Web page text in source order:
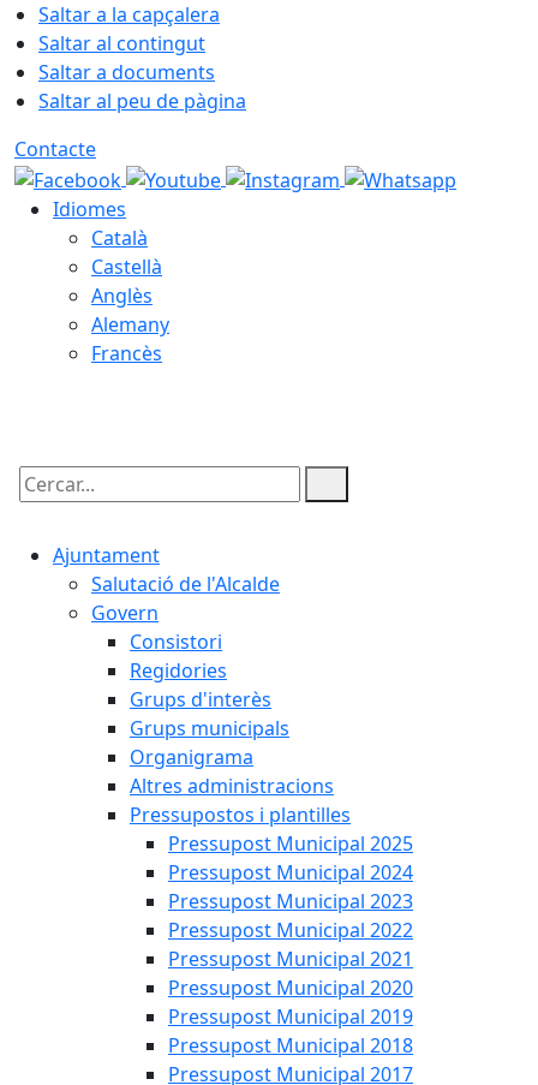
Saltar a la capçalera
Saltar al contingut
Saltar a documents
Saltar al peu de pàgina
Contacte
Idiomes
Català
Castellà
Anglès
Alemany
Francès
Cercar:
Ajuntament
Salutació de l'Alcalde
Govern
Consistori
Regidories
Grups d'interès
Grups municipals
Organigrama
Altres administracions
Pressupostos i plantilles
Pressupost Municipal 2025
Pressupost Municipal 2024
Pressupost Municipal 2023
Pressupost Municipal 2022
Pressupost Municipal 2021
Pressupost Municipal 2020
Pressupost Municipal 2019
Pressupost Municipal 2018
Pressupost Municipal 2017